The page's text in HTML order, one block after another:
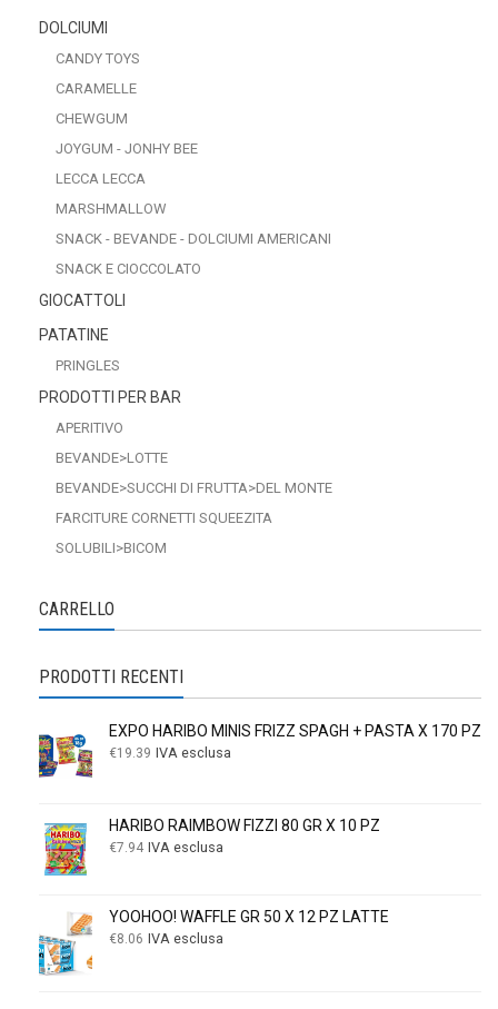
DOLCIUMI
CANDY TOYS
CARAMELLE
CHEWGUM
JOYGUM - JONHY BEE
LECCA LECCA
MARSHMALLOW
SNACK - BEVANDE - DOLCIUMI AMERICANI
SNACK E CIOCCOLATO
GIOCATTOLI
PATATINE
PRINGLES
PRODOTTI PER BAR
APERITIVO
BEVANDE>LOTTE
BEVANDE>SUCCHI DI FRUTTA>DEL MONTE
FARCITURE CORNETTI SQUEEZITA
SOLUBILI>BICOM
CARRELLO
PRODOTTI RECENTI
EXPO HARIBO MINIS FRIZZ SPAGH + PASTA X 170 PZ
€19.39 IVA esclusa
HARIBO RAIMBOW FIZZI 80 GR X 10 PZ
€7.94 IVA esclusa
YOOHOO! WAFFLE GR 50 X 12 PZ LATTE
€8.06 IVA esclusa